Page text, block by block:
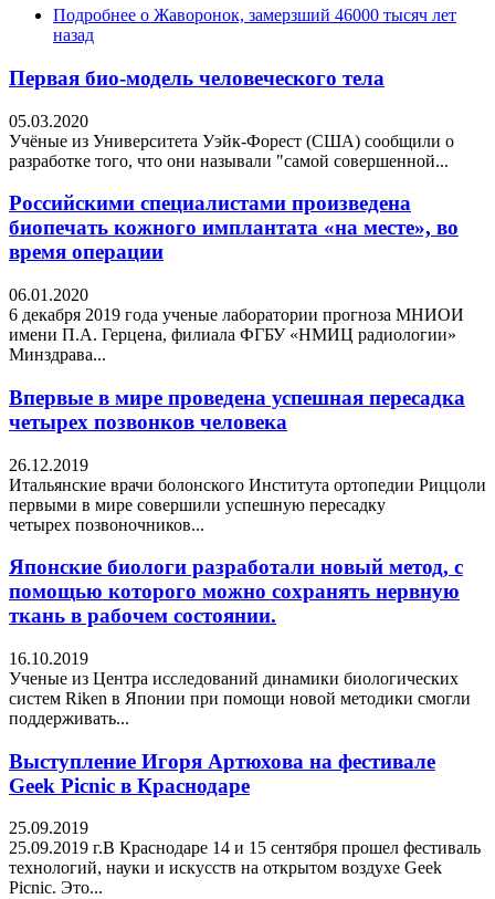
Подробнее о Жаворонок, замерзший 46000 тысяч лет
назад
Первая био-модель человеческого тела
05.03.2020
Учёные из Университета Уэйк-Форест (США) сообщили о
разработке того, что они называли "самой совершенной...
Российскими специалистами произведена
биопечать кожного имплантата «на месте», во
время операции
06.01.2020
6 декабря 2019 года ученые лаборатории прогноза МНИОИ
имени П.А. Герцена, филиала ФГБУ «НМИЦ радиологии»
Минздрава...
Впервые в мире проведена успешная пересадка
четырех позвонков человека
26.12.2019
Итальянские врачи болонского Института ортопедии Риццоли
первыми в мире совершили успешную пересадку
четырех позвоночников...
Японские биологи разработали новый метод, с
помощью которого можно сохранять нервную
ткань в рабочем состоянии.
16.10.2019
Ученые из Центра исследований динамики биологических
систем Riken в Японии при помощи новой методики смогли
поддерживать...
Выступление Игоря Артюхова на фестивале
Geek Picnic в Краснодаре
25.09.2019
25.09.2019 г.В Краснодаре 14 и 15 сентября прошел фестиваль
технологий, науки и искусств на открытом воздухе Geek
Picnic. Это...